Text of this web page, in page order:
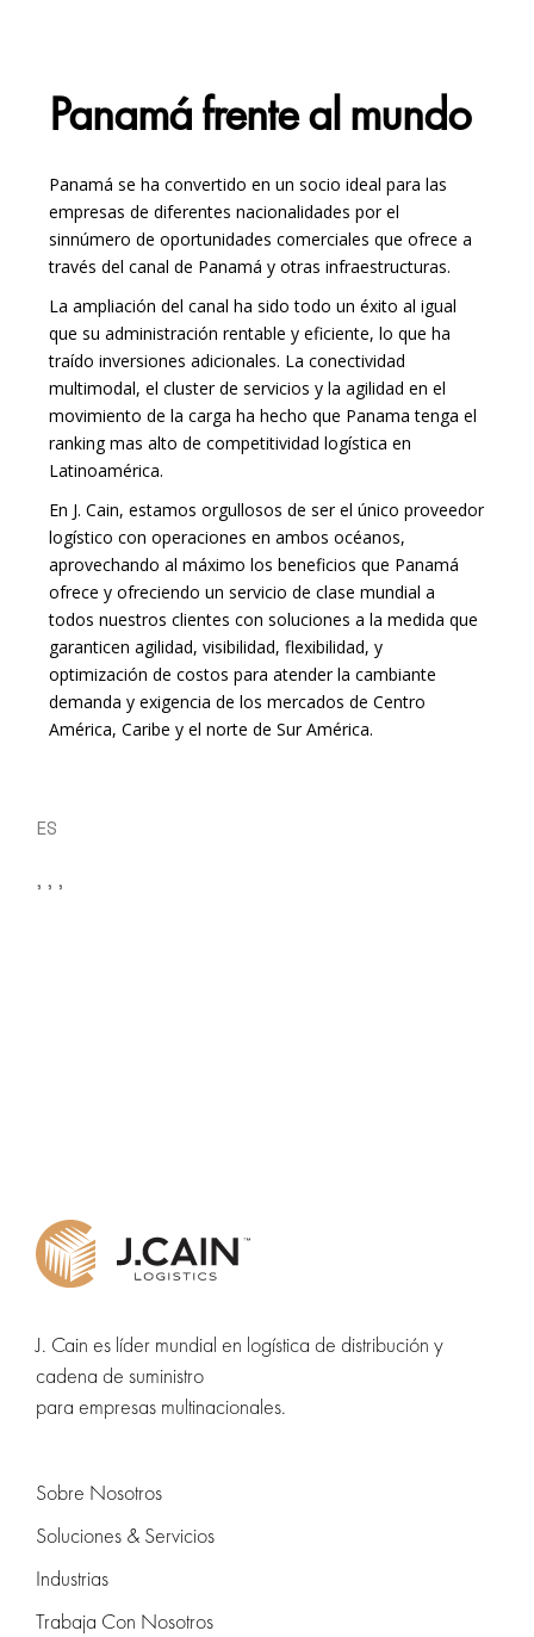
Panamá frente al mundo
Panamá se ha convertido en un socio ideal para las
empresas de diferentes nacionalidades por el
sinnúmero de oportunidades comerciales que ofrece a
través del canal de Panamá y otras infraestructuras.
La ampliación del canal ha sido todo un éxito al igual
que su administración rentable y eficiente, lo que ha
traído inversiones adicionales. La conectividad
multimodal, el cluster de servicios y la agilidad en el
movimiento de la carga ha hecho que Panama tenga el
ranking mas alto de competitividad logística en
Latinoamérica.
En J. Cain, estamos orgullosos de ser el único proveedor
logístico con operaciones en ambos océanos,
aprovechando al máximo los beneficios que Panamá
ofrece y ofreciendo un servicio de clase mundial a
todos nuestros clientes con soluciones a la medida que
garanticen agilidad, visibilidad, flexibilidad, y
optimización de costos para atender la cambiante
demanda y exigencia de los mercados de Centro
América, Caribe y el norte de Sur América.
ES
J. Cain es líder mundial en logística de distribución y
cadena de suministro
para empresas multinacionales.
Sobre Nosotros
Soluciones & Servicios
Industrias
Trabaja Con Nosotros